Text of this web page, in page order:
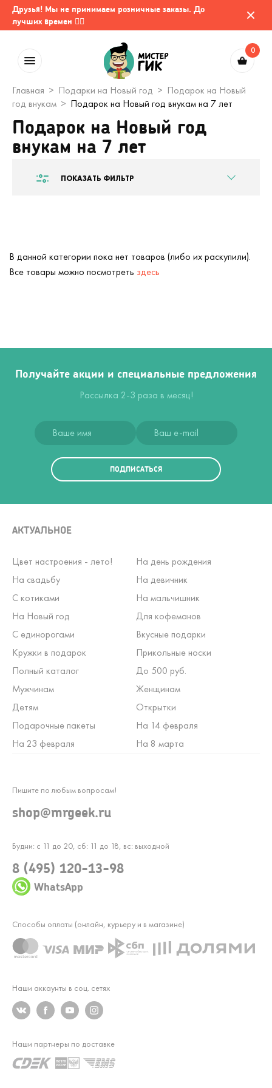
Друзья! Мы не принимаем розничные заказы. До
лучших времен 🤷‍♂️
0
Главная Подарки на Новый год
Подарок на Новый
год внукам
Подарок на Новый год внукам на 7 лет
Подарок на Новый год
внукам на 7 лет
ПОКАЗАТЬ ФИЛЬТР
В данной категории пока нет товаров (либо их раскупили).
Все товары можно посмотреть здесь
Получайте акции и специальные предложения
Рассылка 2-3 раза в месяц!
ПОДПИСАТЬСЯ
АКТУАЛЬНОЕ
Цвет настроения - лето!
На день рождения
На свадьбу
На девичник
С котиками
На мальчишник
На Новый год
Для кофеманов
С единорогами
Вкусные подарки
Кружки в подарок
Прикольные носки
Полный каталог
До 500 руб.
Мужчинам
Женщинам
Детям
Открытки
Подарочные пакеты
На 14 февраля
На 23 февраля
На 8 марта
Будни: с 11 до 20, сб: 11 до 18, вс: выходной
8 (495) 120-13-98
WhatsApp
Пишите по любым вопросам!
shop@mrgeek.ru
Наши аккаунты в соц. сетях
Способы оплаты (онлайн, курьеру и в магазине)
Наши партнеры по доставке